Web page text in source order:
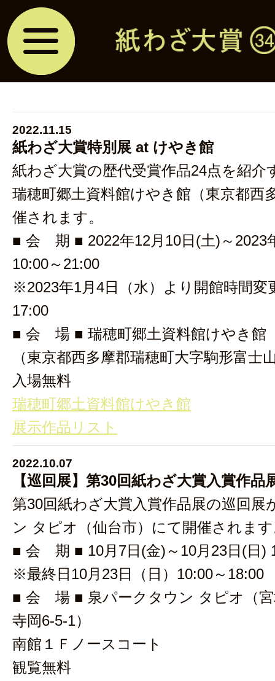
2022.11.15
紙わざ大賞特別展 at けやき館
紙わざ大賞の歴代受賞作品24点を紹介
瑞穂町郷土資料館けやき館（東京都西
催されます。
■ 会 期 ■ 2022年12月10日(土)～2023
10:00～21:00
※2023年1月4日（水）より開館時間変
17:00
■ 会 場 ■ 瑞穂町郷土資料館けやき館
（東京都西多摩郡瑞穂町大字駒形富士
入場無料
瑞穂町郷土資料館けやき館
展示作品リスト
2022.10.07
【巡回展】第30回紙わざ大賞入賞作
第30回紙わざ大賞入賞作品展の巡回展
ン タピオ（仙台市）にて開催されま
■ 会 期 ■ 10月7日(金)～10月23日(日)
※最終日10月23日（日）10:00～18:00
■ 会 場 ■ 泉パークタウン タピオ（宮
寺岡6-5-1）
南館１Ｆノースコート
観覧無料